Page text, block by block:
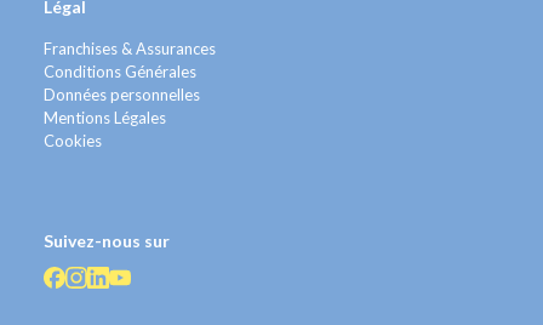
Légal
Franchises & Assurances
Conditions Générales
Données personnelles
Mentions Légales
Cookies
Suivez-nous sur